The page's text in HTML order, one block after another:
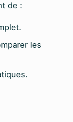
de :
les